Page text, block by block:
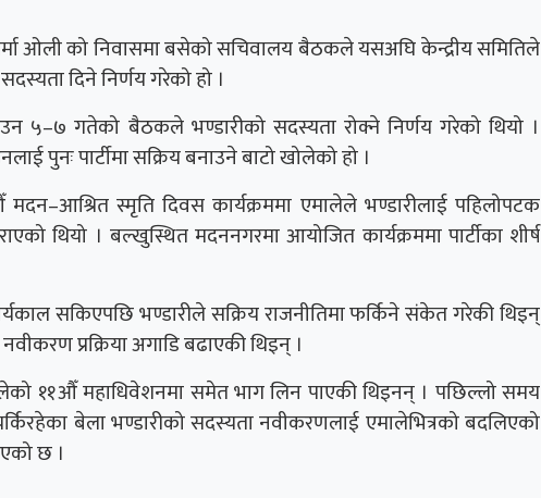
ओली को निवासमा बसेको सचिवालय बैठकले यसअघि केन्द्रीय समितिले
दिने निर्णय गरेको हो ।
५–७ गतेको बैठकले भण्डारीको सदस्यता रोक्ने निर्णय गरेको थियो ।
पुनः पार्टीमा सक्रिय बनाउने बाटो खोलेको हो ।
स्मृति दिवस कार्यक्रममा एमालेले भण्डारीलाई पहिलोपटक
थियो । बल्खुस्थित मदननगरमा आयोजित कार्यक्रममा पार्टीका शीर्ष
सकिएपछि भण्डारीले सक्रिय राजनीतिमा फर्किने संकेत गरेकी थिइन्
प्रक्रिया अगाडि बढाएकी थिइन् ।
११औँ महाधिवेशनमा समेत भाग लिन पाएकी थिइनन् । पछिल्लो समय
बेला भण्डारीको सदस्यता नवीकरणलाई एमालेभित्रको बदलिएको
छ ।